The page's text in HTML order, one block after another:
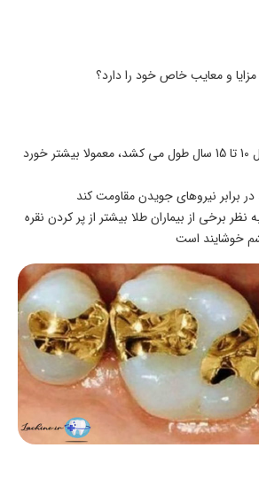
مزایا و معایب خاص خود را دارد؟
ماندگاری – حداقل 10 تا 15 سال طول می کشد، معمولا بیشتر خورد
برابر نیروهای جویدن مقاومت کند
نظر برخی از بیماران طلا بیشتر از پر کردن نقره
خوشایند است